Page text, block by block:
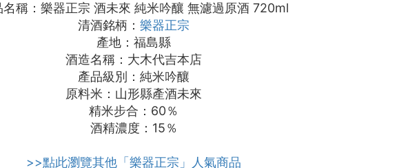
名稱：樂器正宗 酒未來 純米吟釀 無濾過原酒 720ml
清酒銘柄： 樂器正宗
產地：福島縣
酒造名稱：大木代吉本店
產品級別：純米吟釀
原料米：山形縣產酒未來
精米步合：60％
酒精濃度：15％
>>點此瀏覽其他「樂器正宗」人氣商品